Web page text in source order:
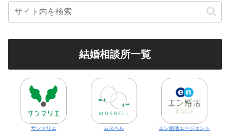
結婚相談所一覧
サンマリエ ムスベル エン婚活エージェント